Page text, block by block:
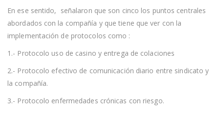
En ese sentido, señalaron que son cinco los puntos centrales
abordados con la compañía y que tiene que ver con la
implementación de protocolos como :
1.- Protocolo uso de casino y entrega de colaciones
2.- Protocolo efectivo de comunicación diario entre sindicato y
la compañía.
3.- Protocolo enfermedades crónicas con riesgo.